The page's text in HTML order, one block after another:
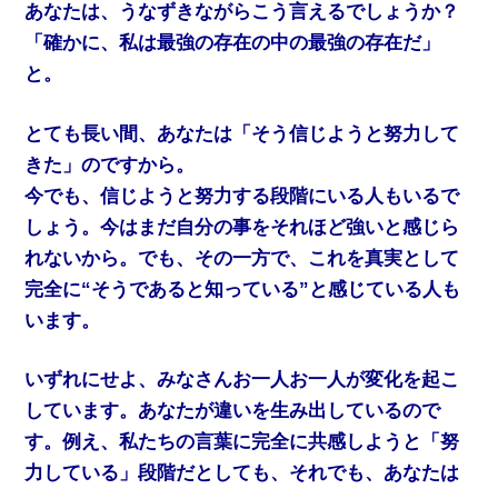
あなたは、うなずきながらこう言えるでしょうか？
「確かに、私は最強の存在の中の最強の存在だ」
と。
とても長い間、あなたは「そう信じようと努力して
きた」のですから。
今でも、信じようと努力する段階にいる人もいるで
しょう。今はまだ自分の事をそれほど強いと感じら
れないから。でも、その一方で、これを真実として
完全に“そうであると知っている”と感じている人も
います。
いずれにせよ、みなさんお一人お一人が変化を起こ
しています。あなたが違いを生み出しているので
す。例え、私たちの言葉に完全に共感しようと「努
力している」段階だとしても、それでも、あなたは